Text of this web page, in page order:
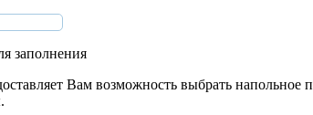
заполнения
Вам возможность выбрать напольное